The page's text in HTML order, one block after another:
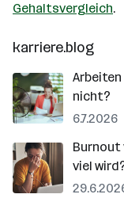
Gehaltsvergleich.
karriere.blog
Arbeiten
nicht?
6.7.2026
Burnout
viel